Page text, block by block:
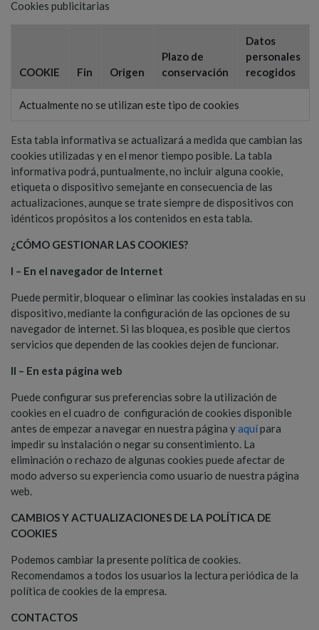
Cookies publicitarias
COOKIE Fin Origen
Plazo de
conservación
Datos
personales
recogidos
Actualmente no se utilizan este tipo de cookies
Esta tabla informativa se actualizará a medida que cambian las
cookies utilizadas y en el menor tiempo posible. La tabla
informativa podrá, puntualmente, no incluir alguna cookie,
etiqueta o dispositivo semejante en consecuencia de las
actualizaciones, aunque se trate siempre de dispositivos con
idénticos propósitos a los contenidos en esta tabla.
¿CÓMO GESTIONAR LAS COOKIES?
I – En el navegador de Internet
Puede permitir, bloquear o eliminar las cookies instaladas en su
dispositivo, mediante la configuración de las opciones de su
navegador de internet. Si las bloquea, es posible que ciertos
servicios que dependen de las cookies dejen de funcionar.
II – En esta página web
Puede configurar sus preferencias sobre la utilización de
cookies en el cuadro de configuración de cookies disponible
antes de empezar a navegar en nuestra página yaquípara
impedir su instalación o negar su consentimiento. La
eliminación o rechazo de algunas cookies puede afectar de
modo adverso su experiencia como usuario de nuestra página
web.
CAMBIOS Y ACTUALIZACIONES DE LA POLÍTICA DE
COOKIES
Podemos cambiar la presente política de cookies.
Recomendamos a todos los usuarios la lectura periódica de la
política de cookies de la empresa.
CONTACTOS